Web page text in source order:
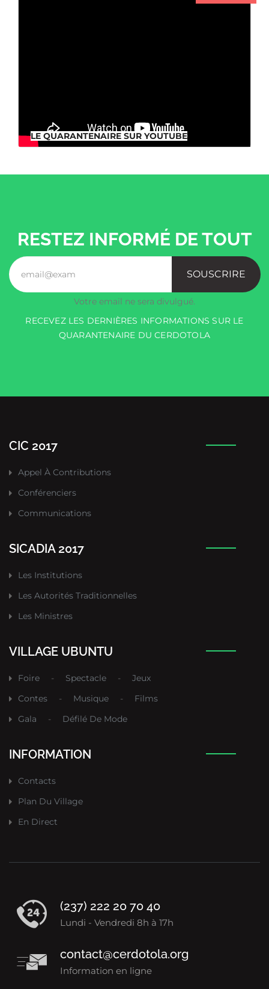
LE QUARANTENAIRE SUR YOUTUBE
RESTEZ INFORMÉ DE TOUT
SOUSCRIRE
Votre email ne sera divulgué.
RECEVEZ LES DERNIÈRES INFORMATIONS SUR LE
QUARANTENAIRE DU CERDOTOLA
CIC 2017
Appel À Contributions
Conférenciers
Communications
SICADIA 2017
Les Institutions
Les Autorités Traditionnelles
Les Ministres
VILLAGE UBUNTU
Foire - Spectacle -
Jeux
Contes
- Musique -
Films
Gala
- Défilé De Mode
INFORMATION
Contacts
Plan Du Village
En Direct
(237) 222 20 70 40
Lundi - Vendredi 8h à 17h
contact@cerdotola.org
Information en ligne